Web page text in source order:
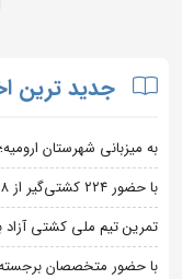
جدید ترین
به میزبانی شهرستان ارومیه؛
با حضور ۲۲۴ کشتی‌گیر از ۸ شهرستان؛
تمرین تیم ملی کشتی
با حضور متخصصان